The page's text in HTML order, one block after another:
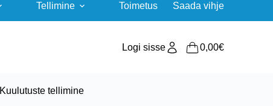
Tellimine Toimetus Saada vihje
Logi sisse
Shopping
0,00€
Kuulutuste tellimine